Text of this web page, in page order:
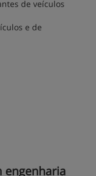
de veículos
e de
engenharia